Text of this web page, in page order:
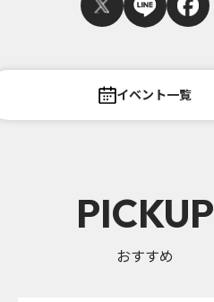
イベント一覧
PICKUP
おすすめ